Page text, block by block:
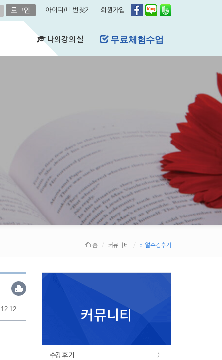
아이디/비번찾기 회원가입
영어첨삭
쿠폰관리
결제내역
나의강의실 무료체험수업
홈 커뮤니티 리얼수강후기
커뮤니티
수강후기